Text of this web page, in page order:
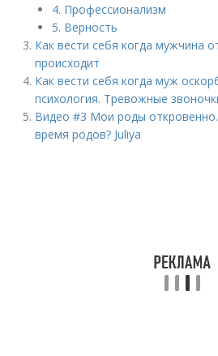
4. Профессионализм
5. Верность
Как вести себя когда мужчина
происходит
Как вести себя когда муж
психология. Тревожные
Видео #3 Мои роды
время родов? Juliya